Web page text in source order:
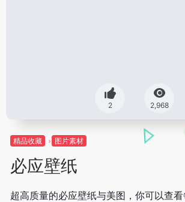
2 2,968
精品收藏 图片素材
必应壁纸
超高质量的必应壁纸与美图，你可以查